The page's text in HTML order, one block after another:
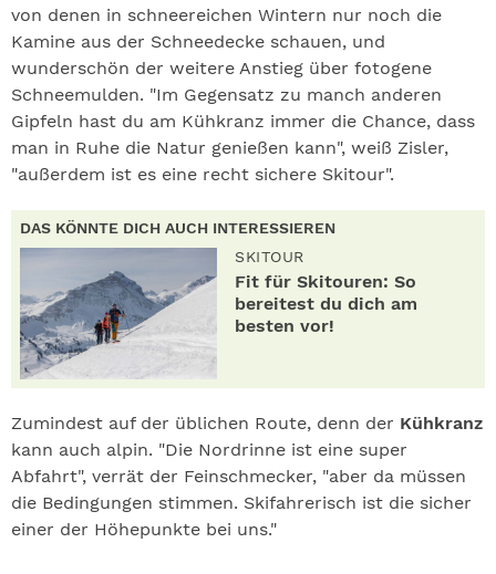
von denen in schneereichen Wintern nur noch die
Kamine aus der Schneedecke schauen, und
wunderschön der weitere Anstieg über fotogene
Schneemulden. "Im Gegensatz zu manch anderen
Gipfeln hast du am Kühkranz immer die Chance, dass
man in Ruhe die Natur genießen kann", weiß Zisler,
"außerdem ist es eine recht sichere Skitour".
DAS KÖNNTE DICH AUCH INTERESSIEREN
SKITOUR
Fit für Skitouren: So
bereitest du dich am
besten vor!
Zumindest auf der üblichen Route, denn der Kühkranz
kann auch alpin. "Die Nordrinne ist eine super
Abfahrt", verrät der Feinschmecker, "aber da müssen
die Bedingungen stimmen. Skifahrerisch ist die sicher
einer der Höhepunkte bei uns."